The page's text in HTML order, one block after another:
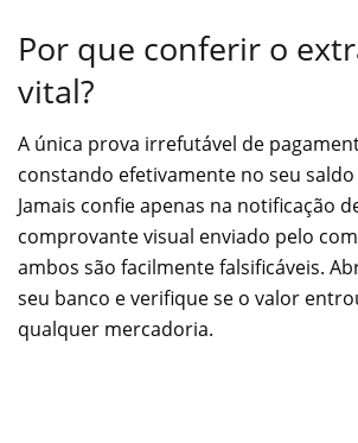
Por que conferir o
vital?
A única prova irrefutável de
constando efetivamente no seu
Jamais confie apenas na notificação
comprovante visual enviado pelo
ambos são facilmente falsificáveis.
seu banco e verifique se o valor
qualquer mercadoria.